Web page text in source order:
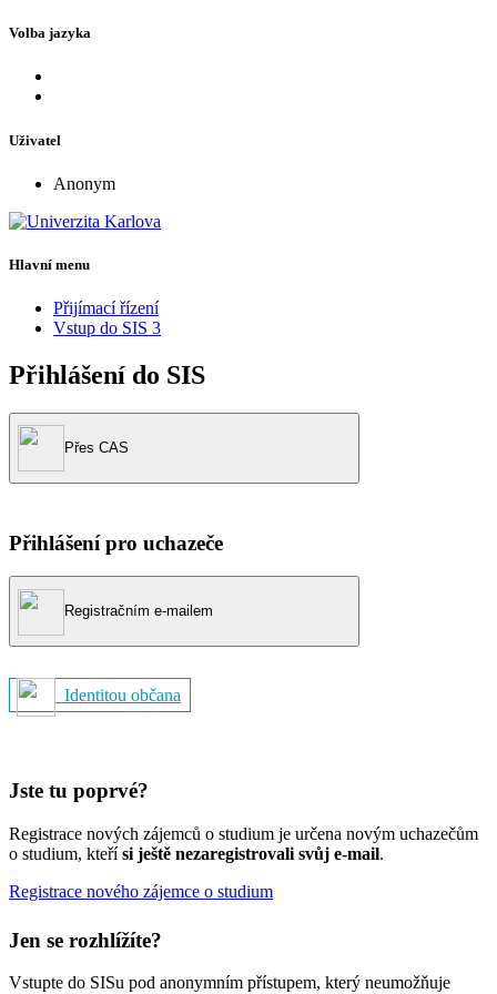
Volba jazyka
Uživatel
Anonym
Hlavní menu
Přijímací řízení
Vstup do SIS 3
Přihlášení do SIS
Přes CAS
Přihlášení pro uchazeče
Registračním e-mailem
Identitou občana
Jste tu poprvé?
Registrace nových zájemců o studium je určena novým uchazečům
o studium, kteřísi ještě nezaregistrovali svůj e-mail.
Registrace nového zájemce o studium
Jen se rozhlížíte?
Vstupte do SISu pod anonymním přístupem, který neumožňuje